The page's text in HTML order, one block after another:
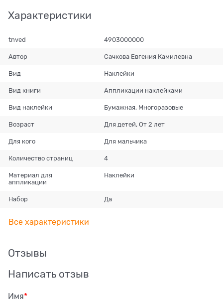
Характеристики
tnved 4903000000
Автор Сачкова Евгения Камилевна
Вид Наклейки
Вид книги Аппликации наклейками
Вид наклейки Бумажная, Многоразовые
Возраст Для детей, От 2 лет
Для кого Для мальчика
Количество страниц 4
Материал для
аппликации
Наклейки
Набор Да
Все характеристики
Отзывы
Написать отзыв
Имя